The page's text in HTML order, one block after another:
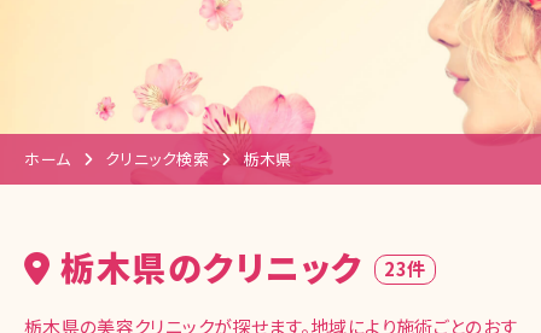
ホーム クリニック検索 栃木県
栃木県のクリニック 23件
栃木県の美容クリニックが探せます。地域により施術ごとのおす